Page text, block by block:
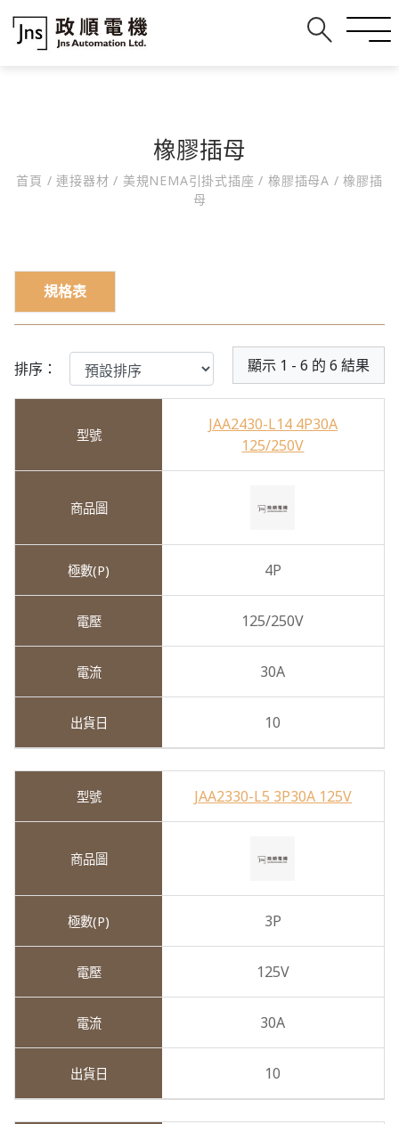
橡膠插母
首頁 / 連接器材/ 美規NEMA引掛式插座/ 橡膠插母A / 橡膠插
母
規格表
排序： 顯示 1 - 6 的 6 結果
JAA2430-L14 4P30A
125/250V
4P
125/250V
30A
10
JAA2330-L5 3P30A 125V
3P
125V
30A
10